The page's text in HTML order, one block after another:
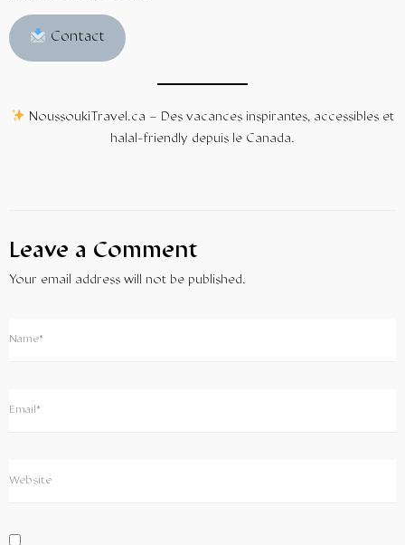
Contact
NoussoukiTravel.ca – Des vacancesinspirantes, accessibles et
halal-friendly depuis le Canada.
Leave a Comment
Your email address will not be published.